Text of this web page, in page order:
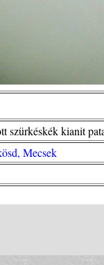
szürkéskék kianit
Mecsek